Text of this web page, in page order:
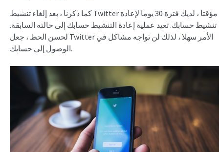
كما ذكرنا ، بعد إلغاء تنشيط Twitter مؤقتا ، لديك فترة 30 يوما لإعادة
تنشيط حسابك. تعيد عملية إعادة التنشيط حسابك إلى حالته السابقة.
لحسن الحظ ، جعل Twitter الأمر سهلا ، لذلك لن تواجه مشاكل في
الوصول إلى حسابك.